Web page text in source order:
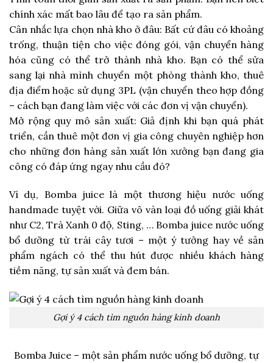
chính xác mất bao lâu để tạo ra sản phẩm.
Cân nhắc lựa chọn nhà kho ở đâu: Bất cứ đâu có khoảng
trống, thuận tiện cho việc đóng gói, vận chuyển hàng
hóa cũng có thể trở thành nhà kho. Bạn có thể sửa
sang lại nhà mình chuyển một phòng thành kho, thuê
địa điểm hoặc sử dụng 3PL (vận chuyển theo hợp đồng
– cách bạn đang làm việc với các đơn vị vận chuyển).
Mở rộng quy mô sản xuất: Giả định khi bạn quá phát
triển, cần thuê một đơn vị gia công chuyên nghiệp hơn
cho những đơn hàng sản xuất lớn xưởng bạn đang gia
công có đáp ứng ngay nhu cầu đó?
Ví dụ, Bomba juice là một thương hiệu nước uống
handmade tuyệt vời. Giữa vô vàn loại đồ uống giải khát
như C2, Trà Xanh 0 độ, Sting, … Bomba juice nước uống
bổ dưỡng từ trái cây tươi – một ý tưởng hay về sản
phẩm ngách có thể thu hút được nhiều khách hàng
tiềm năng, tự sản xuất và đem bán.
Gợi ý 4 cách tìm nguồn hàng kinh doanh
Bomba Juice – một sản phẩm nước uống bổ dưỡng, tự